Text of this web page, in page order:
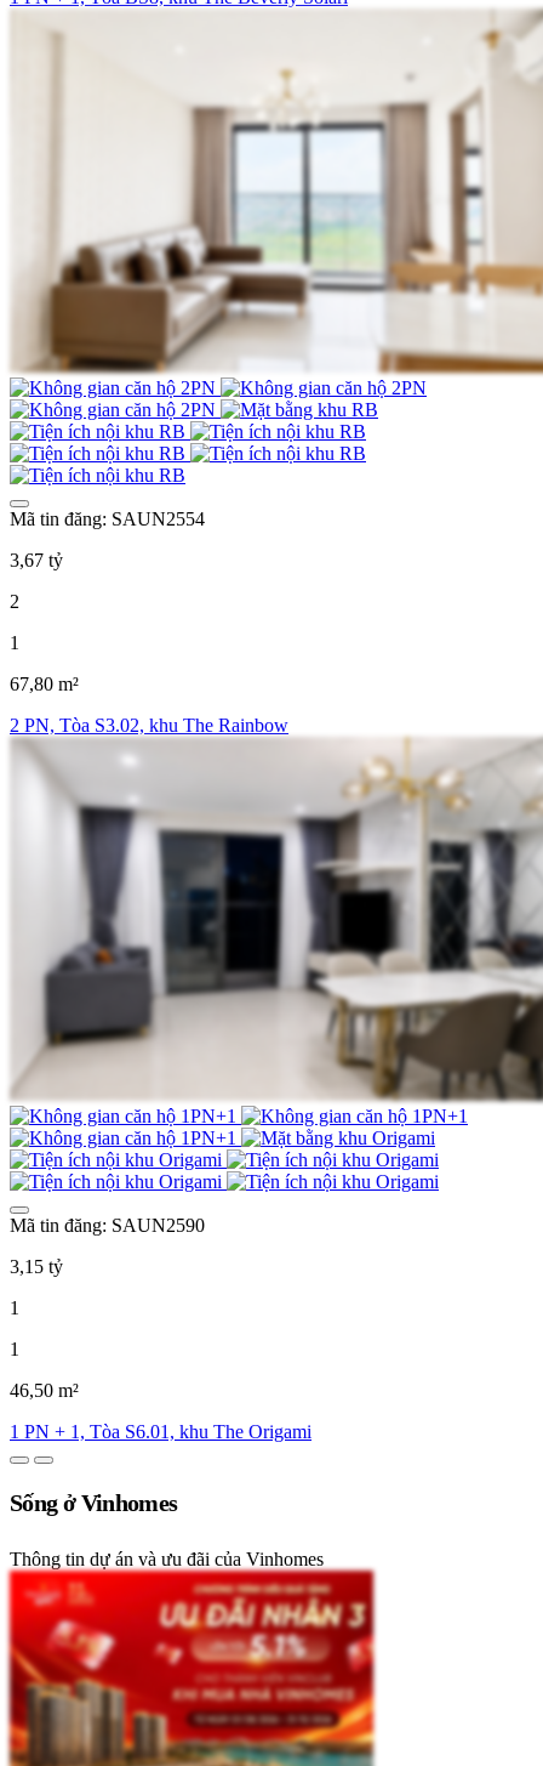
Mã tin đăng: SAUN2554
3,67 tỷ
2
1
67,80 m²
2 PN, Tòa S3.02, khu The Rainbow
Mã tin đăng: SAUN2590
3,15 tỷ
1
1
46,50 m²
1 PN + 1, Tòa S6.01, khu The Origami
Sống ở Vinhomes
Thông tin dự án và ưu đãi của Vinhomes